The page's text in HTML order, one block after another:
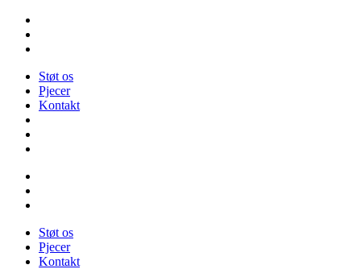
Videre
indhold
Støt os
Pjecer
Kontakt
Støt os
Pjecer
Kontakt